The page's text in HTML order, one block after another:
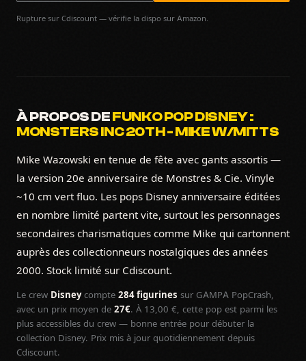
Rupture sur Cdiscount — vérifie la dispo sur Amazon.
À PROPOS DEFUNKO POP DISNEY :
MONSTERS INC 20TH - MIKE W/MITTS
Mike Wazowski en tenue de fête avec gants assortis —
la version 20e anniversaire de Monstres & Cie. Vinyle
~10 cm vert fluo. Les pops Disney anniversaire éditées
en nombre limité partent vite, surtout les personnages
secondaires charismatiques comme Mike qui cartonnent
auprès des collectionneurs nostalgiques des années
2000. Stock limité sur Cdiscount.
Le crew Disneycompte 284 figurines sur GAMPA PopCrash,
avec un prix moyen de 27€. À 13,00 €, cette pop est parmi les
plus accessibles du crew — bonne entrée pour débuter la
collection Disney. Prix mis à jour quotidiennement depuis
Cdiscount.